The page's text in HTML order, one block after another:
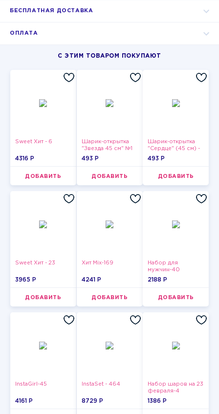
БЕСПЛАТНАЯ ДОСТАВКА
ОПЛАТА
С ЭТИМ ТОВАРОМ ПОКУПАЮТ
Sweet Хит - 6
4316 P
ДОБАВИТЬ
Шарик-открытка
"Звезда 45 см" №1
493 P
ДОБАВИТЬ
Шарик-открытка
"Сердце" (45 см) -
2
493 P
ДОБАВИТЬ
Sweet Хит - 23
3965 P
ДОБАВИТЬ
Хит Mix-169
4241 P
ДОБАВИТЬ
Набор для
мужчин-40
2188 P
ДОБАВИТЬ
InstaGirl-45
4161 P
InstaSet - 464
8729 P
Набор шаров на 23
февраля-4
1386 P